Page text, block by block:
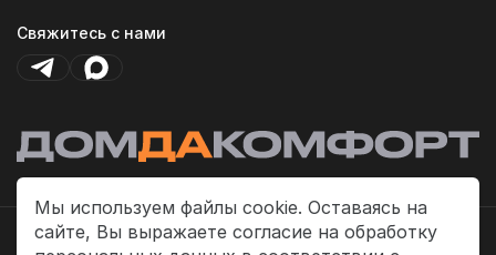
Мы используем файлы cookie. Оставаясь на
сайте, Вы выражаете согласие на обработку
Свяжитесь с нами
Политика платежей